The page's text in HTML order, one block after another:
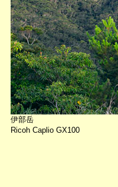
伊部岳
Ricoh Caplio GX100